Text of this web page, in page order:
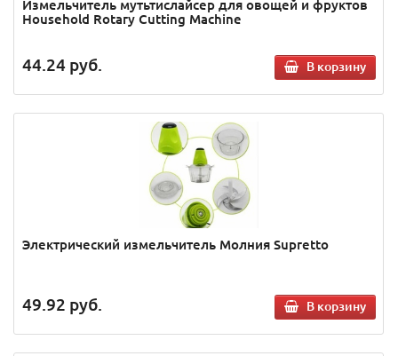
Измельчитель мутьтислайсер для овощей и фруктов
Household Rotary Cutting Machine
44.24 руб. В корзину
Электрический измельчитель Молния Supretto
49.92 руб. В корзину